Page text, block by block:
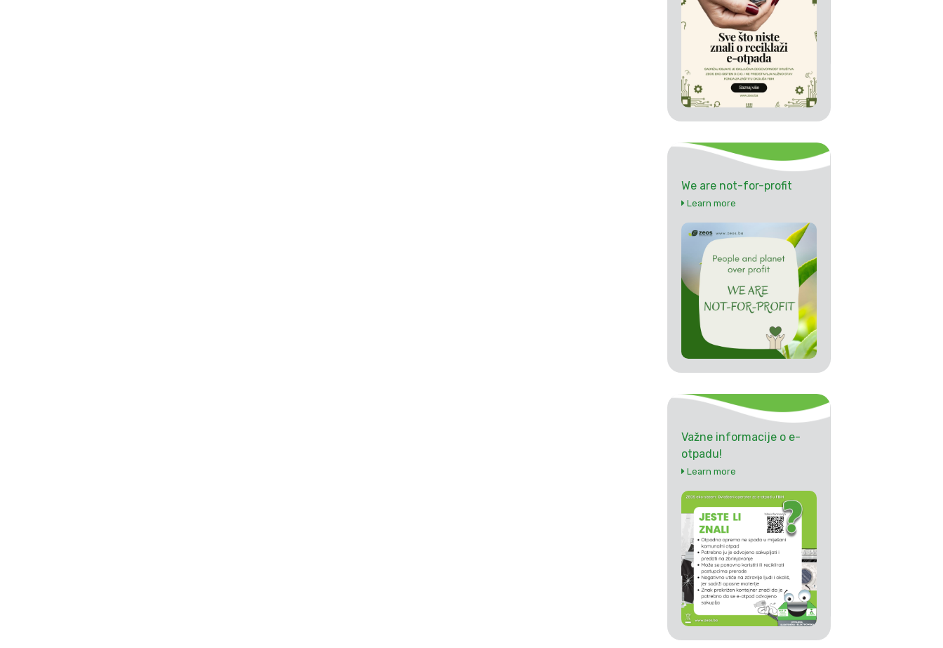
We are not-for-profit
Learn more
Važne informacije o e-
otpadu!
Learn more